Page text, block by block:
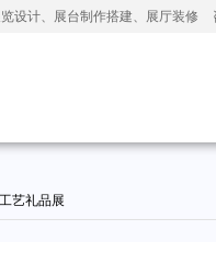
设计、展台制作搭建、展厅装修
工艺礼品展